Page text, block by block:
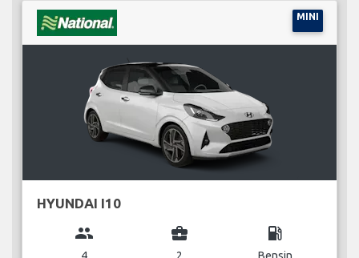
MINI
HYUNDAI I10
group
4
business_center
2
local_gas_station
Bensin